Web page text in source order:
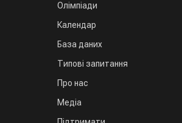
Олімпіади
Календар
База даних
Типові запитання
Про нас
Медіа